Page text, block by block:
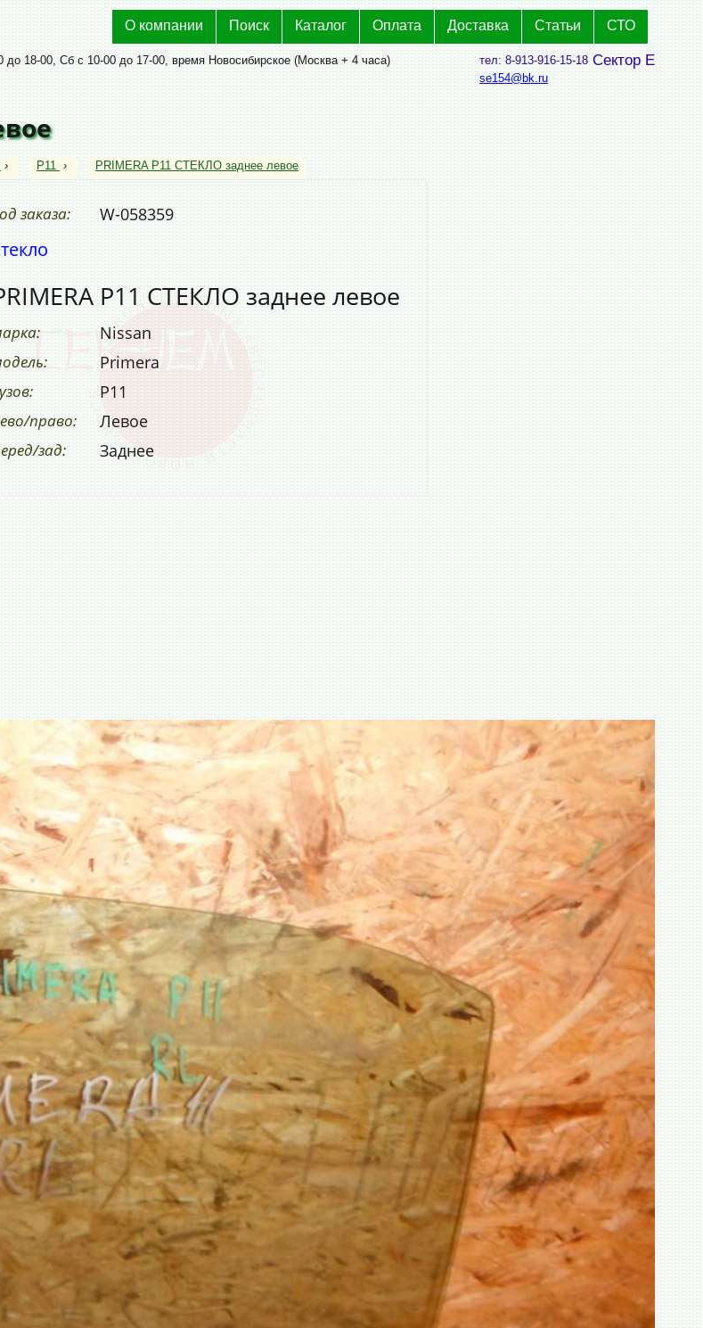
О компании Поиск Каталог Оплата Доставка Статьи СТО
Сектор Е
тел: 8-913-916-15-18
se154@bk.ru
до 18-00, Сб с 10-00 до 17-00, время Новосибирское (Москва + 4 часа)
› P11 › PRIMERA P11 СТЕКЛО заднее левое
заказа: W-058359
P11 СТЕКЛО заднее левое
Nissan
Primera
P11
право: Левое
зад: Заднее